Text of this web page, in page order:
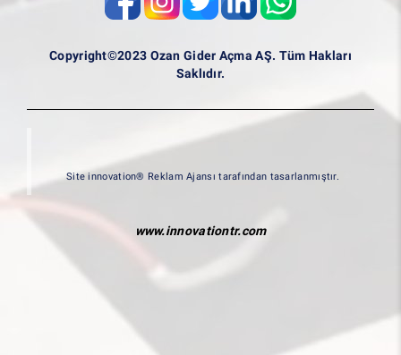
Copyright©2023 Ozan Gider Açma AŞ. Tüm Hakları
Saklıdır.
Site innovation® Reklam Ajansı tarafından tasarlanmıştır.
www.innovationtr.com